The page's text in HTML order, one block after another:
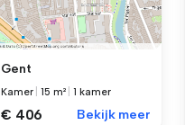
Gent
Kamer |15 m² |1 kamer
€ 406 Bekijk meer